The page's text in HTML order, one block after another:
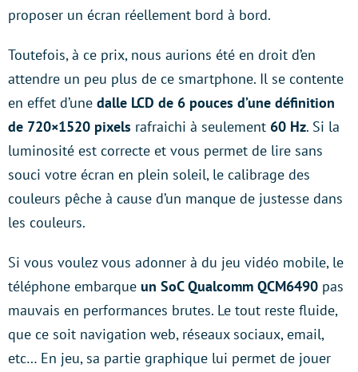
proposer un écran réellement bord à bord.
Toutefois, à ce prix, nous aurions été en droit d’en
attendre un peu plus de ce smartphone. Il se contente
en effet d’une dalle LCD de 6 pouces d’une définition
de 720×1520 pixels rafraichi à seulement 60 Hz. Si la
luminosité est correcte et vous permet de lire sans
souci votre écran en plein soleil, le calibrage des
couleurs pêche à cause d’un manque de justesse dans
les couleurs.
Si vous voulez vous adonner à du jeu vidéo mobile, le
téléphone embarque un SoC Qualcomm QCM6490 pas
mauvais en performances brutes. Le tout reste fluide,
que ce soit navigation web, réseaux sociaux, email,
etc… En jeu, sa partie graphique lui permet de jouer